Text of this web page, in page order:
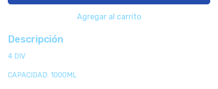
Agregar al carrito
Descripción
4 DIV
CAPACIDAD: 1000ML